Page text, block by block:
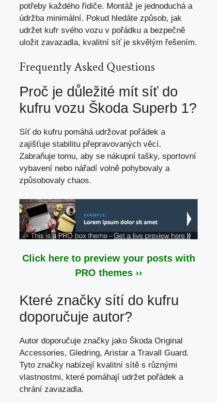
potřeby každého řidiče. Montáž je jednoduchá a
údržba minimální. Pokud hledáte způsob, jak
udržet kufr svého vozu v pořádku a bezpečně
uložit zavazadla, kvalitní síť je skvělým řešením.
Frequently Asked Questions
Proč je důležité mít síť do
kufru vozu Škoda Superb 1?
Síť do kufru pomáhá udržovat pořádek a
zajišťuje stabilitu přepravovaných věcí.
Zabraňuje tomu, aby se nákupní tašky, sportovní
vybavení nebo nářadí volně pohybovaly a
způsobovaly chaos.
Click here to preview your posts with
PRO themes ››
Které značky sítí do kufru
doporučuje autor?
Autor doporučuje značky jako Škoda Original
Accessories, Gledring, Aristar a Travall Guard.
Tyto značky nabízejí kvalitní sítě s různými
vlastnostmi, které pomáhají udržet pořádek a
chrání zavazadla.